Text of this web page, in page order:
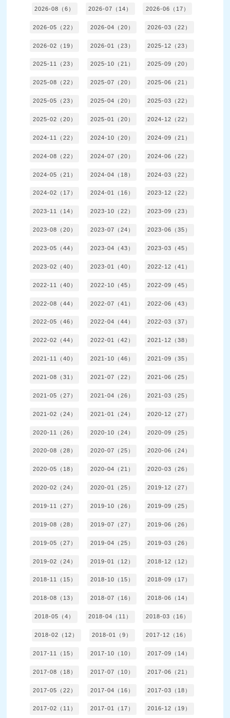
2026-08（6） 2026-07（14） 2026-06（17）
2026-05（22） 2026-04（20） 2026-03（22）
2026-02（19） 2026-01（23） 2025-12（23）
2025-11（23） 2025-10（21） 2025-09（20）
2025-08（22） 2025-07（20） 2025-06（21）
2025-05（23） 2025-04（20） 2025-03（22）
2025-02（20） 2025-01（20） 2024-12（22）
2024-11（22） 2024-10（20） 2024-09（21）
2024-08（22） 2024-07（20） 2024-06（22）
2024-05（21） 2024-04（18） 2024-03（22）
2024-02（17） 2024-01（16） 2023-12（22）
2023-11（14） 2023-10（22） 2023-09（23）
2023-08（20） 2023-07（24） 2023-06（35）
2023-05（44） 2023-04（43） 2023-03（45）
2023-02（40） 2023-01（40） 2022-12（41）
2022-11（40） 2022-10（45） 2022-09（45）
2022-08（44） 2022-07（41） 2022-06（43）
2022-05（46） 2022-04（44） 2022-03（37）
2022-02（44） 2022-01（42） 2021-12（38）
2021-11（40） 2021-10（46） 2021-09（35）
2021-08（31） 2021-07（22） 2021-06（25）
2021-05（27） 2021-04（26） 2021-03（25）
2021-02（24） 2021-01（24） 2020-12（27）
2020-11（26） 2020-10（24） 2020-09（25）
2020-08（28） 2020-07（25） 2020-06（24）
2020-05（18） 2020-04（21） 2020-03（26）
2020-02（24） 2020-01（25） 2019-12（27）
2019-11（27） 2019-10（26） 2019-09（25）
2019-08（28） 2019-07（27） 2019-06（26）
2019-05（27） 2019-04（25） 2019-03（26）
2019-02（24） 2019-01（12） 2018-12（12）
2018-11（15） 2018-10（15） 2018-09（17）
2018-08（13） 2018-07（16） 2018-06（14）
2018-05（4） 2018-04（11） 2018-03（16）
2018-02（12） 2018-01（9） 2017-12（16）
2017-11（15） 2017-10（10） 2017-09（14）
2017-08（18） 2017-07（10） 2017-06（21）
2017-05（22） 2017-04（16） 2017-03（18）
2017-02（11） 2017-01（17） 2016-12（19）